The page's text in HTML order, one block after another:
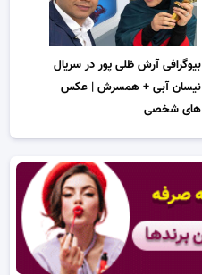
بیوگرافی آرش ظلی پور در سریال
نیسان آبی + همسرش | عکس
های شخصی